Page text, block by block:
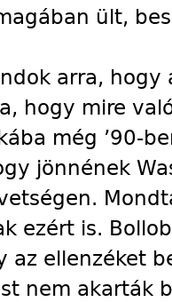
ült,
arra,
hogy mire
még ’90-
jönnének
ezért is.
az ellenzéket
nem akarták